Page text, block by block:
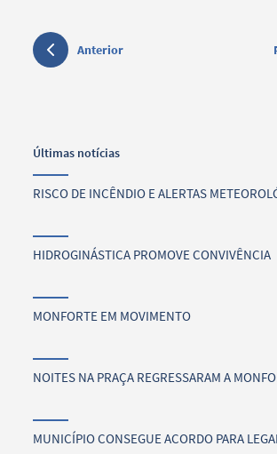
Anterior
Últimas notícias
RISCO DE INCÊNDIO E ALERTAS
HIDROGINÁSTICA PROMOVE CONVIVÊNCIA
MONFORTE EM MOVIMENTO
NOITES NA PRAÇA REGRESSARAM A
MUNICÍPIO CONSEGUE ACORDO PARA